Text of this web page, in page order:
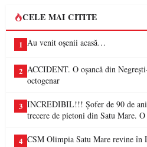
CELE MAI CITITE
1 Au venit oșenii acasă…
2 ACCIDENT. O oșancă din
octogenar
3 INCREDIBIL!!! Șofer de 90 de ani
trecere de pietoni din Satu Mare.
4 CSM Olimpia Satu Mare revine în